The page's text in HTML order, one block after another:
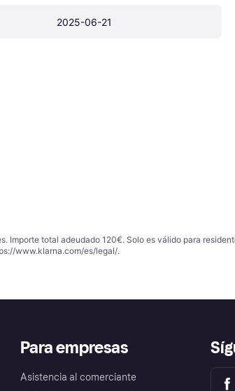
2025-06-21
Importe total adeudado 120€. Solo es válido para
www.klarna.com/es/legal/.
Para empresas
Asistencia al comerciante